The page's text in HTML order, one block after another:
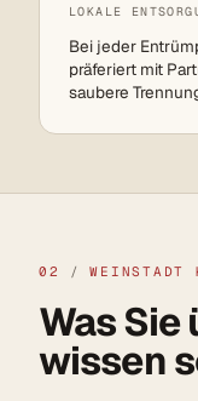
LOKALE
Bei jeder
präferiert mit
saubere
02 / WEINSTADT
Was
wissen